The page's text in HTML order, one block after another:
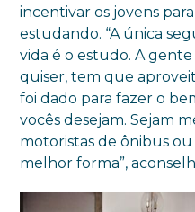
incentivar os jovens
estudando. “A única
vida é o estudo. A
quiser, tem que
foi dado para fazer o
vocês desejam. Sejam
motoristas de ônibus
melhor forma”,